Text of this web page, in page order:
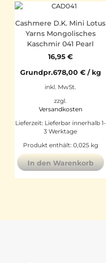
Cashmere D.K. Mini Lotus
Yarns Mongolisches
Kaschmir 041 Pearl
16,95€
Grundpr.678,00 €/ kg
inkl. MwSt.
zzgl.
Versandkosten
Lieferzeit: Lieferbar innerhalb 1-
3 Werktage
Produkt enthält: 0,025 kg
In den Warenkorb